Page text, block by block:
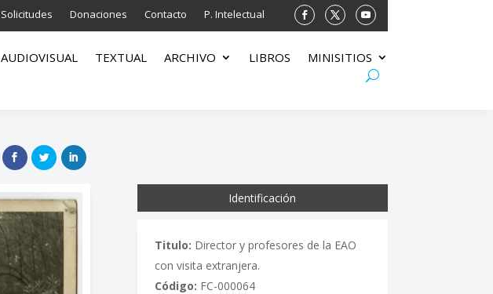
Solicitudes Donaciones Contacto P. Intelectual
AUDIOVISUAL TEXTUAL ARCHIVO LIBROS MINISITIOS
Identificación
Titulo: Director y profesores de la EAO
con visita extranjera.
Código: FC-000064